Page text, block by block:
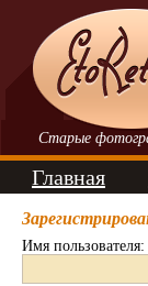
Старые
Главная
Имя пользователя: